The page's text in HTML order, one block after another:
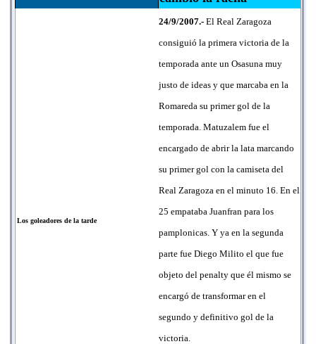
Los goleadores de la tarde
24/9/2007.- El Real Zaragoza
consiguió la primera victoria de la
temporada ante un Osasuna muy
justo de ideas y que marcaba en la
Romareda su primer gol de la
temporada. Matuzalem fue el
encargado de abrir la lata marcando
su primer gol con la camiseta del
Real Zaragoza en el minuto 16. En el
25 empataba Juanfran para los
pamplonicas. Y ya en la segunda
parte fue Diego Milito el que fue
objeto del penalty que él mismo se
encargó de transformar en el
segundo y definitivo gol de la
victoria.